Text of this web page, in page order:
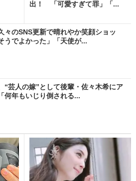
出！ 「可愛すぎて罪」「...
々のSNS更新で晴れやか笑顔ショッ
うでよかった」「天使が...
“芸人の嫁”として後輩・佐々木希にア
何年もいじり倒される...